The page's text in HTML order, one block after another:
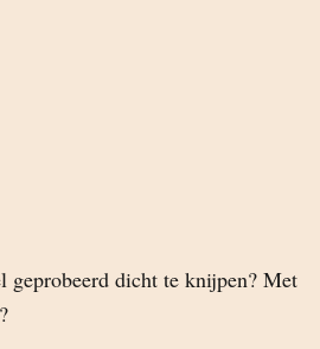
geprobeerd dicht te knijpen? Met